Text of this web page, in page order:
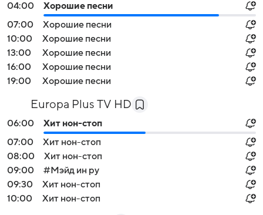
04:00
Хорошие песни
07:00
Хорошие песни
10:00
Хорошие песни
13:00
Хорошие песни
16:00
Хорошие песни
19:00
Хорошие песни
Europa Plus TV HD
06:00
Хит нон-стоп
07:00
Хит нон-стоп
08:00
Хит нон-стоп
09:00
#Мэйд ин ру
09:30
Хит нон-стоп
10:00
Хит нон-стоп